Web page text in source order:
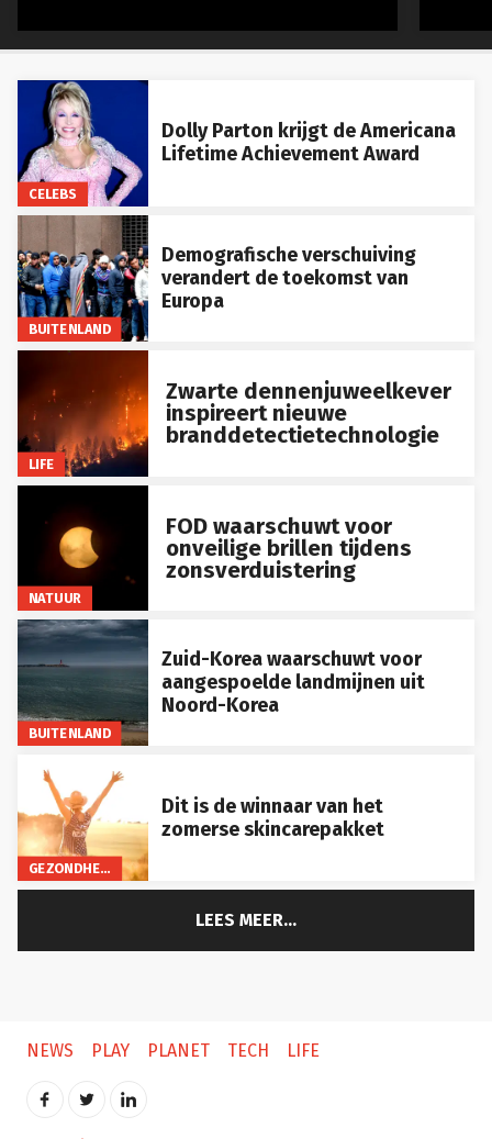
CELEBS
Dolly Parton krijgt de Americana
Lifetime Achievement Award
BUITENLAND
Demografische verschuiving
verandert de toekomst van
Europa
LIFE
Zwarte dennenjuweelkever
inspireert nieuwe
branddetectietechnologie
NATUUR
FOD waarschuwt voor
onveilige brillen tijdens
zonsverduistering
BUITENLAND
Zuid-Korea waarschuwt voor
aangespoelde landmijnen uit
Noord-Korea
GEZONDHEID
Dit is de winnaar van het
zomerse skincarepakket
LEES MEER...
NEWS PLAY PLANET TECH LIFE